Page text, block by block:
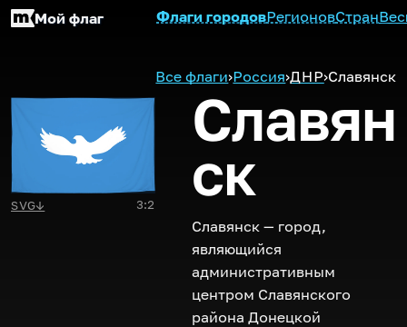
Мой флаг Флаги городовРегионовСтран
Все флаги›Россия›ДНР›Славянск
SVG↓ 3:2
Славян
ск
Славянск — город,
являющийся
административным
центром Славянского
района Донецкой